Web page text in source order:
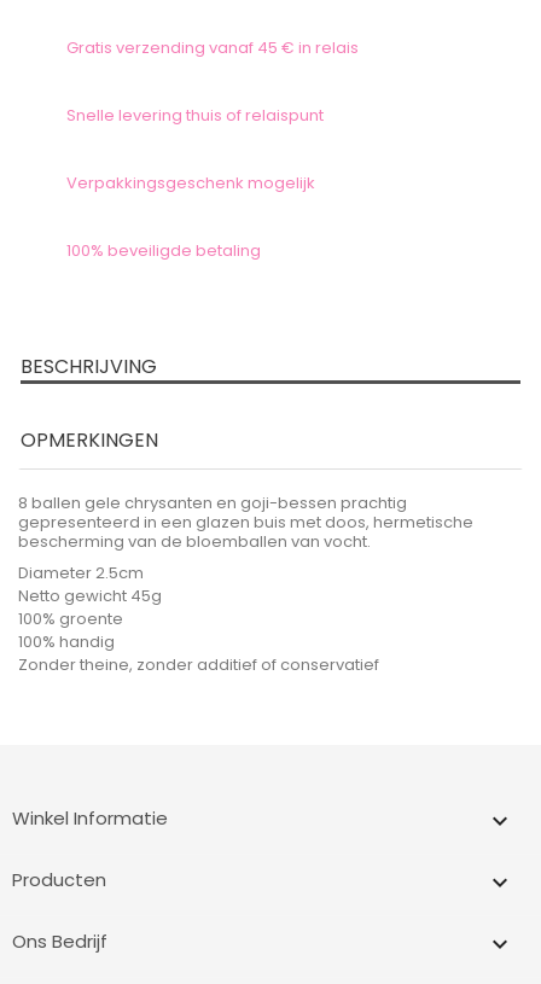
Gratis verzending vanaf 45 € in relais
Snelle levering thuis of relaispunt
Verpakkingsgeschenk mogelijk
100% beveiligde betaling
BESCHRIJVING
OPMERKINGEN
8 ballen gele chrysanten en goji-bessen prachtig
gepresenteerd in een glazen buis met doos, hermetische
bescherming van de bloemballen van vocht.
Diameter 2.5cm
Netto gewicht 45g
100% groente
100% handig
Zonder theine, zonder additief of conservatief
Winkel Informatie keyboard_arrow_down
Producten 
Ons Bedrijf 